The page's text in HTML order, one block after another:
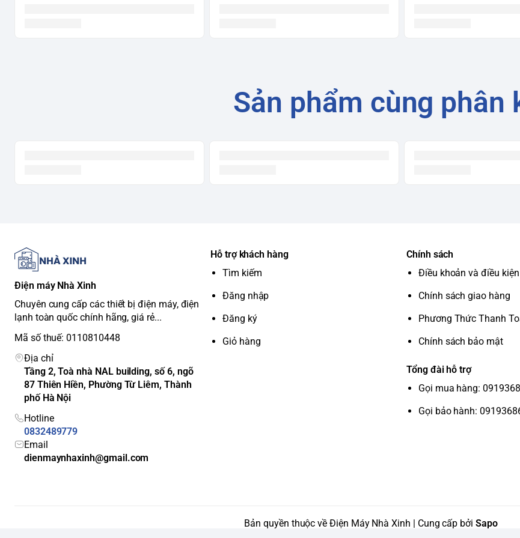
Sản phẩm cùng phân
Điện máy Nhà Xinh
Chuyên cung cấp các thiết bị điện máy, điện
lạnh toàn quốc chính hãng, giá rẻ...
Mã số thuế: 0110810448
Địa chỉ
Tầng 2, Toà nhà NAL building, số 6, ngõ
87 Thiên Hiền, Phường Từ Liêm, Thành
phố Hà Nội
Hotline
0832489779
Email
dienmaynhaxinh@gmail.com
Hỗ trợ khách hàng
Tìm kiếm
Đăng nhập
Đăng ký
Giỏ hàng
Chính sách
Điều khoản và điều
Chính sách giao hàng
Phương Thức Thanh
Chính sách bảo mật
Tổng đài hỗ trợ
Gọi mua hàng:
Gọi bảo hành:
Bản quyền thuộc về Điện Máy Nhà Xinh | Cung cấp bởi Sapo